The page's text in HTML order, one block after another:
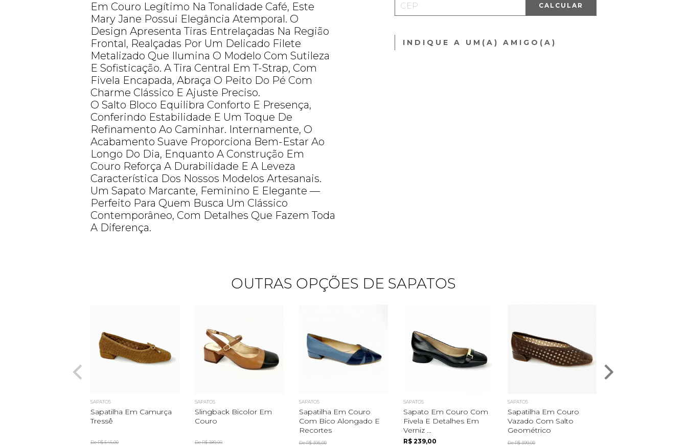
Em Couro Legítimo Na Tonalidade Café, Este
Mary Jane Possui Elegância Atemporal. O
Design Apresenta Tiras Entrelaçadas Na Região
Frontal, Realçadas Por Um Delicado Filete
Metalizado Que Ilumina O Modelo Com Sutileza
E Sofisticação. A Tira Central Em T-Strap, Com
Fivela Encapada, Abraça O Peito Do Pé Com
Charme Clássico E Ajuste Preciso.
O Salto Bloco Equilibra Conforto E Presença,
Conferindo Estabilidade E Um Toque De
Refinamento Ao Caminhar. Internamente, O
Acabamento Suave Proporciona Bem-Estar Ao
Longo Do Dia, Enquanto A Construção Em
Couro Reforça A Durabilidade E A Leveza
Característica Dos Nossos Modelos Artesanais.
Um Sapato Marcante, Feminino E Elegante —
Perfeito Para Quem Busca Um Clássico
Contemporâneo, Com Detalhes Que Fazem Toda
A Diferença.
CALCULAR
INDIQUE A UM(A) AMIGO(A)
OUTRAS OPÇÕES DE SAPATOS
SAPATOS
Sapatilha Em Camurça
Tressê
De R$ 545,00
SAPATOS
Slingback Bicolor Em
Couro
De R$ 389,00
SAPATOS
Sapatilha Em Couro
Com Bico Alongado E
Recortes
De R$ 395,00
SAPATOS
Sapato Em Couro Com
Fivela E Detalhes Em
Verniz ...
R$ 239,00
SAPATOS
Sapatilha Em Couro
Vazado Com Salto
Geométrico
De R$ 399,00